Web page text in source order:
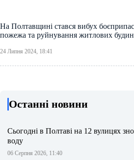
На Полтавщині стався вибух
пожежа та руйнування житлових
24 Липня 2024, 18:41
Останні новини
Сьогодні в Полтаві на 12 вулицях
воду
06 Серпня 2026, 11:40